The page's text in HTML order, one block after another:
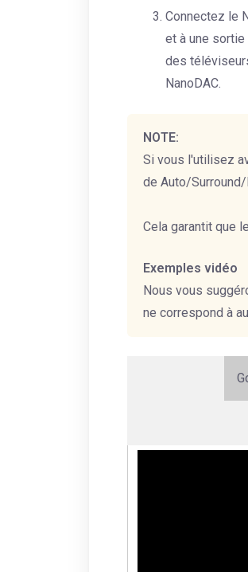
Connectez le
et à une
des
NanoDAC.
NOTE:
Si vous l'utilisez
de Auto/
Cela garantit que
Exemples vidéo
Nous vous
ne correspond à